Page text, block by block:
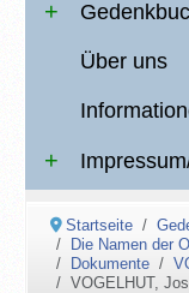
Über uns
Startseite
Die Namen der
Dokumente
VOGELHUT,